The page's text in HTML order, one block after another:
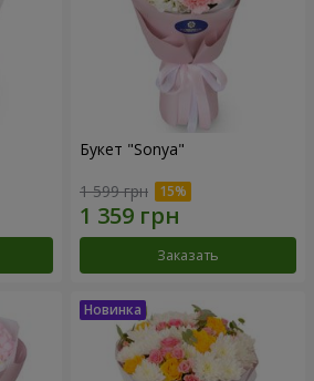
Букет "Sonya"
1 599 грн
Заказать